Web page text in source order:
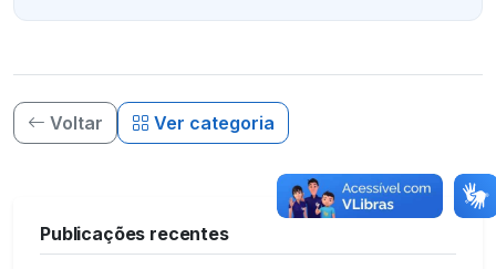
Voltar Ver categoria
Publicações recentes